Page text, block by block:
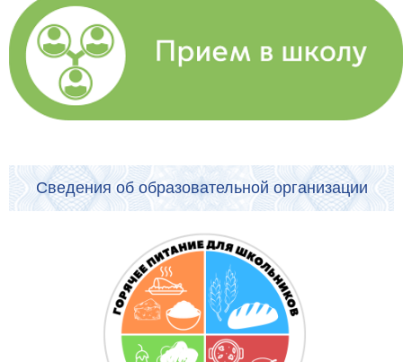
Сведения об образовательной организации